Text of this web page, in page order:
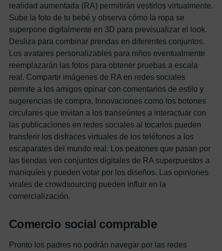
realidad aumentada (RA) permitirán vestirlos virtualmente.
Sube la foto de tu bebé y observa cómo la ropa se
superpone digitalmente en 3D para previsualizar el look.
Desliza para combinar prendas en diferentes conjuntos.
Los avatares personalizables para niños eventualmente
reemplazarán las fotos para obtener pruebas a escala
real. Compartir imágenes de RA en redes sociales
permite a los amigos opinar con comentarios de estilo y
sugerencias de compra. Innovaciones como los botones
circulares que invitan a los transeúntes a interactuar con
las publicaciones en redes sociales al tocarlos pueden
transferir los disfraces virtuales de los teléfonos a los
escaparates del mundo real. Los peatones que pasan por
las tiendas ven conjuntos digitales de RA superpuestos a
maniquíes y pueden votar por los diseños. Las opiniones
virales de crowdsourcing pueden influir en la
comercialización.
Comercio social comprable
Pronto los padres no podrán navegar por las redes